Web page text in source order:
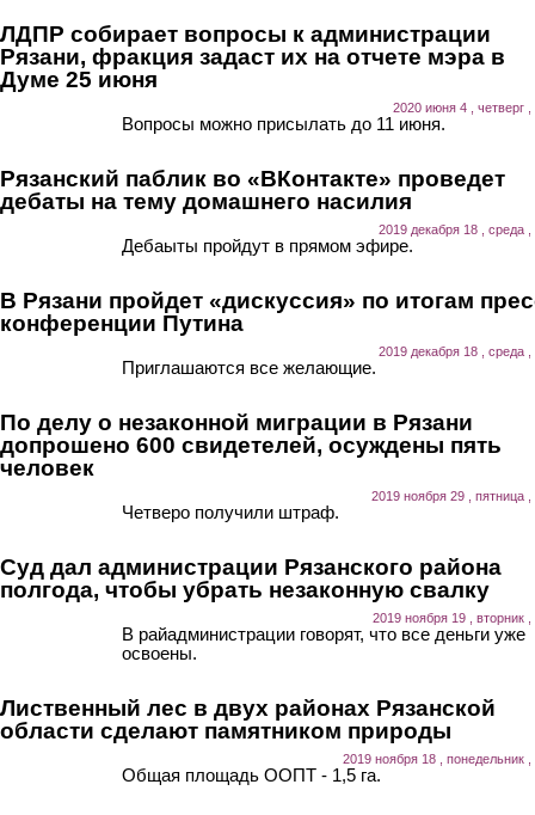
ЛДПР собирает вопросы к администрации
Рязани, фракция задаст их на отчете мэра в
Думе 25 июня
2020 июня 4 , четверг ,
Вопросы можно присылать до 11 июня.
Рязанский паблик во «ВКонтакте» проведет
дебаты на тему домашнего насилия
2019 декабря 18 , среда ,
Дебаыты пройдут в прямом эфире.
В Рязани пройдет «дискуссия» по итогам
конференции Путина
2019 декабря 18 , среда ,
Приглашаются все желающие.
По делу о незаконной миграции в Рязани
допрошено 600 свидетелей, осуждены пять
человек
2019 ноября 29 , пятница ,
Четверо получили штраф.
Суд дал администрации Рязанского района
полгода, чтобы убрать незаконную свалку
2019 ноября 19 , вторник ,
В райадминистрации говорят, что все деньги уже
освоены.
Лиственный лес в двух районах Рязанской
области сделают памятником природы
2019 ноября 18 , понедельник ,
Общая площадь ООПТ - 1,5 га.